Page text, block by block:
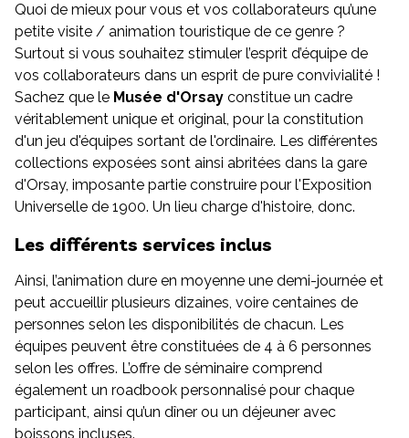
Quoi de mieux pour vous et vos collaborateurs qu’une
petite visite / animation touristique de ce genre ?
Surtout si vous souhaitez stimuler l’esprit d’équipe de
vos collaborateurs dans un esprit de pure convivialité !
Sachez que le Musée d'Orsay constitue un cadre
véritablement unique et original, pour la constitution
d'un jeu d'équipes sortant de l'ordinaire. Les différentes
collections exposées sont ainsi abritées dans la gare
d'Orsay, imposante partie construire pour l'Exposition
Universelle de 1900. Un lieu charge d'histoire, donc.
Les différents services inclus
Ainsi, l’animation dure en moyenne une demi-journée et
peut accueillir plusieurs dizaines, voire centaines de
personnes selon les disponibilités de chacun. Les
équipes peuvent être constituées de 4 à 6 personnes
selon les offres. L’offre de séminaire comprend
également un roadbook personnalisé pour chaque
participant, ainsi qu’un dîner ou un déjeuner avec
boissons incluses.